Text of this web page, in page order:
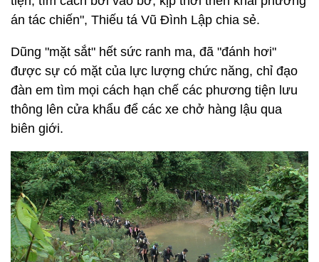
khẩu để khống chế các đối tượng. Mũi thứ hai cơ
động trên xe máy và xe ôtô 7 chỗ từ điểm ém quân,
men theo bờ suối, chặn đường vận chuyển của các
xe lậu. "Tình huống bất ngờ trời mưa to khiến nước
sông dâng cao đã đẩy tôi và các chiến sĩ trôi mấy
chục mét trong đêm tối; nhiều đồng chí phải vật lộn
với dòng nước chảy xiết để bảo vệ vũ khí, phương
án tác chiến", Thiếu tá Vũ Đình Lập chia sẻ.
Dũng "mặt sắt" hết sức ranh ma, đã "đánh hơi"
được sự có mặt của lực lượng chức năng, chỉ đạo
đàn em tìm mọi cách hạn chế các phương tiện lưu
thông lên cửa khẩu để các xe chở hàng lậu qua